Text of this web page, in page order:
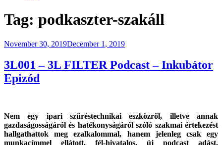
Tag: podkaszter-szakáll
Posted
November 30, 2019December 1, 2019
3L001 – 3L FILTER Podcast – Inkubátor
Epizód
Nem egy ipari szűréstechnikai eszközről, illetve annak
gazdaságosságáról és hatékonyságáról szóló szakmai értekezést
hallgathattok meg ezalkalommal, hanem jelenleg csak egy
munkacímmel ellátott, fél-hivatalos, új podcast adást.